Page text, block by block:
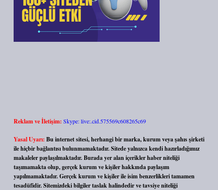
Reklam ve İletişim: Skype: live:.cid.575569c608265c69
Yasal Uyarı: Bu internet sitesi, herhangi bir marka, kurum veya şahıs şirketi
ile hiçbir bağlantısı bulunmamaktadır. Sitede yalnızca kendi hazırladığımız
makaleler paylaşılmaktadır. Burada yer alan içerikler haber niteliği
taşımamakta olup, gerçek kurum ve kişiler hakkında paylaşım
yapılmamaktadır. Gerçek kurum ve kişiler ile isim benzerlikleri tamamen
tesadüfidir. Sitemizdeki bilgiler taslak halindedir ve tavsiye niteliği